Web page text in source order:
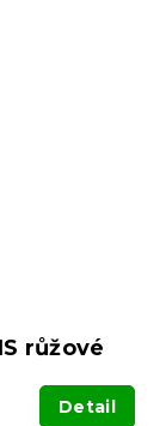
růžové
Detail